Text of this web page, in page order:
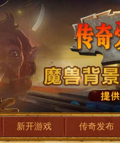
新开游戏 传奇发布